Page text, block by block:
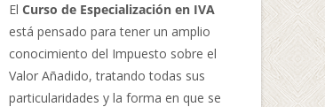
El Curso de Especialización en IVA
está pensado para tener un amplio
conocimiento del Impuesto sobre el
Valor Añadido, tratando todas sus
particularidades y la forma en que se